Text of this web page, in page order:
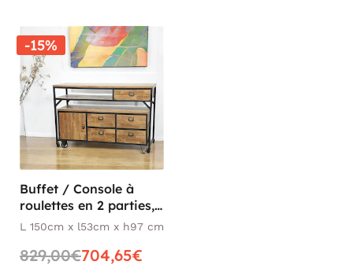
-15%
Buffet / Console à
roulettes en 2 parties,
4 + 1 tiroirs, 1 porte en
et métal 150x53x97cm
L 150cm x l53cm x h97 cm
829,00€704,65€